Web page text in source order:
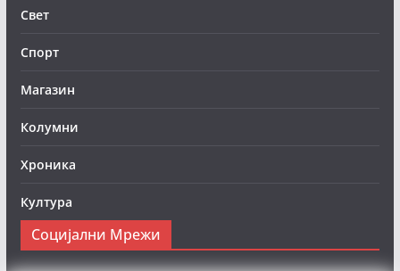
Свет
Спорт
Магазин
Колумни
Хроника
Култура
Социјални Мрежи